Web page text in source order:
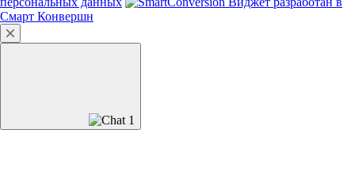
Смарт Конвершн
1